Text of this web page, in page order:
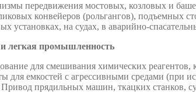
передвижения мостовых, козловых и
конвейеров (рольгангов), подъемных
установках, на судах, в аварийно-
легкая промышленность
для смешивания химических реагентов,
для емкостей с агрессивными средами (при
прядильных машин, ткацких станков,